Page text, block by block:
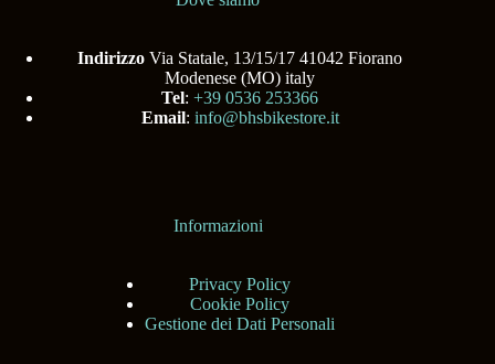
Indirizzo Via Statale, 13/15/17 41042 Fiorano
Modenese (MO) italy
Tel:+39 0536 253366
Email: info@bhsbikestore.it
Informazioni
Privacy Policy
Cookie Policy
Gestione dei Dati Personali